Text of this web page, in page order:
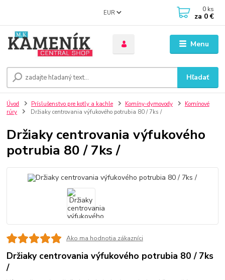
Menu
EUR
Hľadať
0 ks
za 0 €
Úvod Príslušenstvo pre kotly a kachle Komíny-dymovody
Komínové
rúry
Držiaky centrovania výfukového potrubia 80 / 7ks /
Držiaky centrovania výfukového
potrubia 80 / 7ks /
Ako ma hodnotia zákazníci
Držiaky centrovania výfukového potrubia 80 / 7ks
/